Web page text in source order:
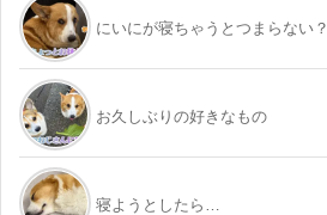
にいにが寝ちゃうとつまらない？
お久しぶりの好きなもの
寝ようとしたら…